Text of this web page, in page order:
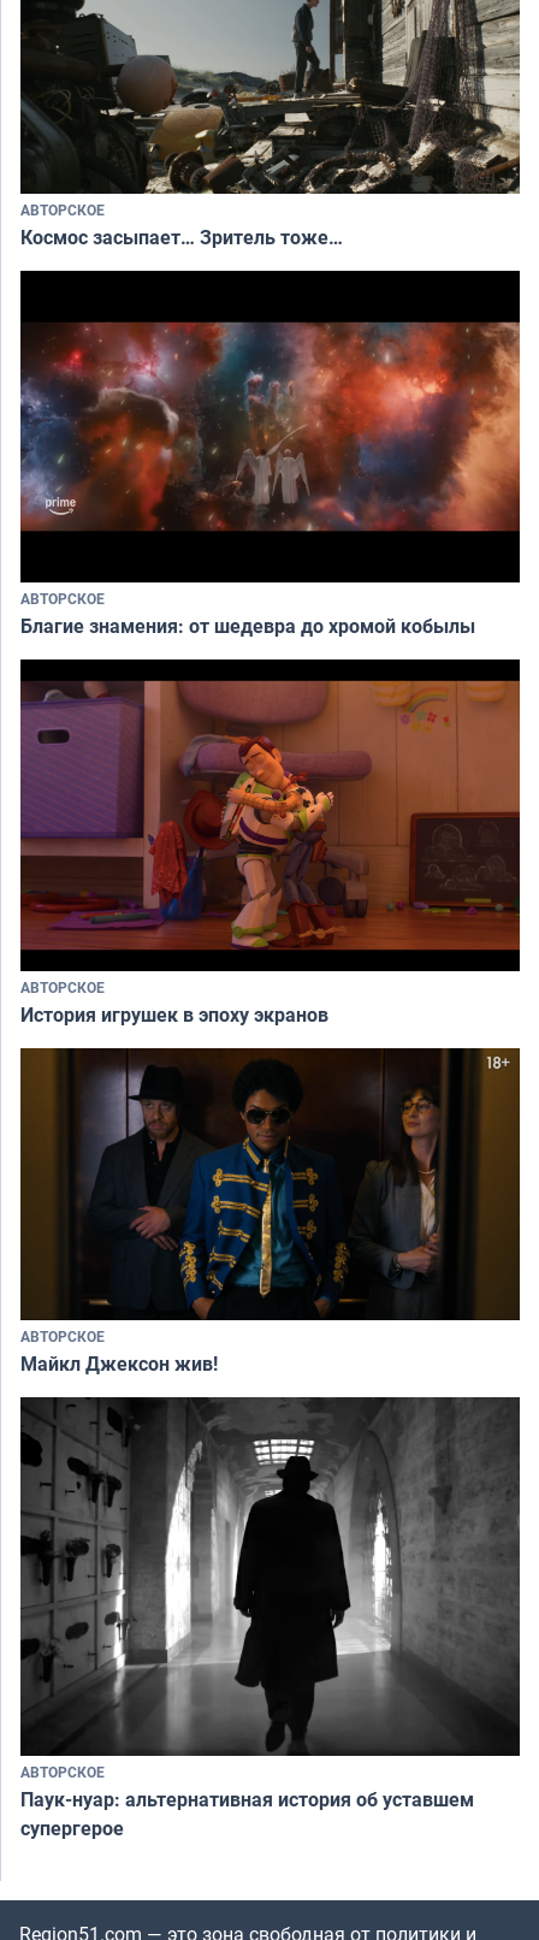
АВТОРСКОЕ
Космос засыпает… Зритель тоже…
АВТОРСКОЕ
Благие знамения: от шедевра до хромой кобылы
АВТОРСКОЕ
История игрушек в эпоху экранов
АВТОРСКОЕ
Майкл Джексон жив!
АВТОРСКОЕ
Паук-нуар: альтернативная история об уставшем
супергерое
Region51.com — это зона свободная от политики и